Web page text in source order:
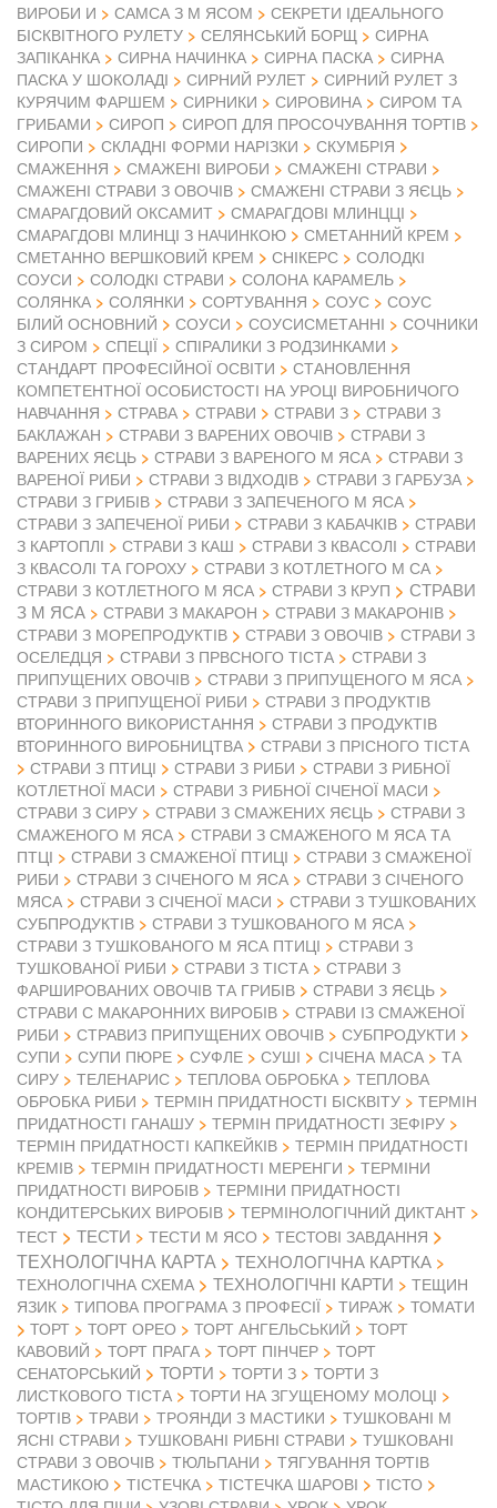
ВИРОБИ И
САМСА З М ЯСОМ
СЕКРЕТИ ІДЕАЛЬНОГО
БІСКВІТНОГО РУЛЕТУ
СЕЛЯНСЬКИЙ БОРЩ
СИРНА
ЗАПІКАНКА
СИРНА НАЧИНКА СИРНА ПАСКА
СИРНА
ПАСКА У ШОКОЛАДІ
СИРНИЙ РУЛЕТ
СИРНИЙ РУЛЕТ З
КУРЯЧИМ ФАРШЕМ
СИРНИКИ СИРОВИНА
СИРОМ ТА
ГРИБАМИ
СИРОП
СИРОП ДЛЯ ПРОСОЧУВАННЯ ТОРТІВ
СИРОПИ
СКЛАДНІ ФОРМИ НАРІЗКИ
СКУМБРІЯ
СМАЖЕННЯ
СМАЖЕНІ ВИРОБИ
СМАЖЕНІ СТРАВИ
СМАЖЕНІ СТРАВИ З ОВОЧІВ
СМАЖЕНІ СТРАВИ З ЯЄЦЬ
СМАРАГДОВИЙ ОКСАМИТ
СМАРАГДОВІ МЛИНЦЦІ
СМАРАГДОВІ МЛИНЦІ З НАЧИНКОЮ
СМЕТАННИЙ КРЕМ
СМЕТАННО ВЕРШКОВИЙ КРЕМ
СНІКЕРС
СОЛОДКІ
СОУСИ
СОЛОДКІ СТРАВИ
СОЛОНА КАРАМЕЛЬ
СОЛЯНКА
СОЛЯНКИ СОРТУВАННЯ СОУС
СОУС
БІЛИЙ ОСНОВНИЙ
СОУСИ СОУСИСМЕТАННІ
СОЧНИКИ
З СИРОМ
СПЕЦІЇ
СПІРАЛИКИ З РОДЗИНКАМИ
СТАНДАРТ ПРОФЕСІЙНОЇ ОСВІТИ
СТАНОВЛЕННЯ
КОМПЕТЕНТНОЇ ОСОБИСТОСТІ НА УРОЦІ ВИРОБНИЧОГО
НАВЧАННЯ
СТРАВА СТРАВИ СТРАВИ З
СТРАВИ З
БАКЛАЖАН
СТРАВИ З ВАРЕНИХ ОВОЧІВ
СТРАВИ З
ВАРЕНИХ ЯЄЦЬ
СТРАВИ З ВАРЕНОГО М ЯСА
СТРАВИ З
ВАРЕНОЇ РИБИ
СТРАВИ З ВІДХОДІВ
СТРАВИ З ГАРБУЗА
СТРАВИ З ГРИБІВ
СТРАВИ З ЗАПЕЧЕНОГО М ЯСА
СТРАВИ З ЗАПЕЧЕНОЇ РИБИ
СТРАВИ З КАБАЧКІВ
СТРАВИ
З КАРТОПЛІ
СТРАВИ З КАШ СТРАВИ З КВАСОЛІ
СТРАВИ
З КВАСОЛІ ТА ГОРОХУ
СТРАВИ З КОТЛЕТНОГО М СА
СТРАВИ З КОТЛЕТНОГО М ЯСА
СТРАВИ З КРУП
СТРАВИ
З М ЯСА
СТРАВИ З МАКАРОН
СТРАВИ З МАКАРОНІВ
СТРАВИ З МОРЕПРОДУКТІВ
СТРАВИ З ОВОЧІВ
СТРАВИ З
ОСЕЛЕДЦЯ
СТРАВИ З ПРВСНОГО ТІСТА
СТРАВИ З
ПРИПУЩЕНИХ ОВОЧІВ
СТРАВИ З ПРИПУЩЕНОГО М ЯСА
СТРАВИ З ПРИПУЩЕНОЇ РИБИ
СТРАВИ З ПРОДУКТІВ
ВТОРИННОГО ВИКОРИСТАННЯ
СТРАВИ З ПРОДУКТІВ
ВТОРИННОГО ВИРОБНИЦТВА
СТРАВИ З ПРІСНОГО ТІСТА
СТРАВИ З ПТИЦІ
СТРАВИ З РИБИ
СТРАВИ З РИБНОЇ
КОТЛЕТНОЇ МАСИ
СТРАВИ З РИБНОЇ СІЧЕНОЇ МАСИ
СТРАВИ З СИРУ
СТРАВИ З СМАЖЕНИХ ЯЄЦЬ
СТРАВИ З
СМАЖЕНОГО М ЯСА
СТРАВИ З СМАЖЕНОГО М ЯСА ТА
ПТЦІ
СТРАВИ З СМАЖЕНОЇ ПТИЦІ
СТРАВИ З СМАЖЕНОЇ
РИБИ
СТРАВИ З СІЧЕНОГО М ЯСА
СТРАВИ З СІЧЕНОГО
МЯСА
СТРАВИ З СІЧЕНОЇ МАСИ
СТРАВИ З ТУШКОВАНИХ
СУБПРОДУКТІВ
СТРАВИ З ТУШКОВАНОГО М ЯСА
СТРАВИ З ТУШКОВАНОГО М ЯСА ПТИЦІ
СТРАВИ З
ТУШКОВАНОЇ РИБИ
СТРАВИ З ТІСТА
СТРАВИ З
ФАРШИРОВАНИХ ОВОЧІВ ТА ГРИБІВ
СТРАВИ З ЯЄЦЬ
СТРАВИ С МАКАРОННИХ ВИРОБІВ
СТРАВИ ІЗ СМАЖЕНОЇ
РИБИ
СТРАВИЗ ПРИПУЩЕНИХ ОВОЧІВ
СУБПРОДУКТИ
СУПИ
СУПИ ПЮРЕ СУФЛЕ СУШІ СІЧЕНА МАСА
ТА
СИРУ
ТЕЛЕНАРИС ТЕПЛОВА ОБРОБКА
ТЕПЛОВА
ОБРОБКА РИБИ
ТЕРМІН ПРИДАТНОСТІ БІСКВІТУ
ТЕРМІН
ПРИДАТНОСТІ ГАНАШУ
ТЕРМІН ПРИДАТНОСТІ ЗЕФІРУ
ТЕРМІН ПРИДАТНОСТІ КАПКЕЙКІВ
ТЕРМІН ПРИДАТНОСТІ
КРЕМІВ
ТЕРМІН ПРИДАТНОСТІ МЕРЕНГИ
ТЕРМІНИ
ПРИДАТНОСТІ ВИРОБІВ
ТЕРМІНИ ПРИДАТНОСТІ
КОНДИТЕРСЬКИХ ВИРОБІВ
ТЕРМІНОЛОГІЧНИЙ ДИКТАНТ
ТЕСТ
ТЕСТИ ТЕСТИ М ЯСО ТЕСТОВІ ЗАВДАННЯ
ТЕХНОЛОГІЧНА КАРТА ТЕХНОЛОГІЧНА КАРТКА
ТЕХНОЛОГІЧНА СХЕМА ТЕХНОЛОГІЧНІ КАРТИ
ТЕЩИН
ЯЗИК
ТИПОВА ПРОГРАМА З ПРОФЕСІЇ ТИРАЖ ТОМАТИ
ТОРТ ТОРТ ОРЕО ТОРТ АНГЕЛЬСЬКИЙ
ТОРТ
КАВОВИЙ
ТОРТ ПРАГА ТОРТ ПІНЧЕР
ТОРТ
СЕНАТОРСЬКИЙ
ТОРТИ ТОРТИ З
ТОРТИ З
ЛИСТКОВОГО ТІСТА
ТОРТИ НА ЗГУЩЕНОМУ МОЛОЦІ
ТОРТІВ
ТРАВИ ТРОЯНДИ З МАСТИКИ
ТУШКОВАНІ М
ЯСНІ СТРАВИ
ТУШКОВАНІ РИБНІ СТРАВИ
ТУШКОВАНІ
СТРАВИ З ОВОЧІВ
ТЮЛЬПАНИ
ТЯГУВАННЯ ТОРТІВ
МАСТИКОЮ
ТІСТЕЧКА ТІСТЕЧКА ШАРОВІ
ТІСТО